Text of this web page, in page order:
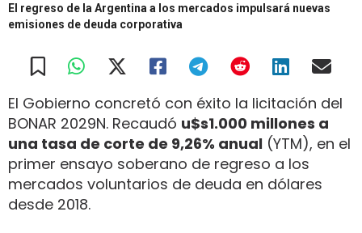
El regreso de la Argentina a los mercados impulsará nuevas
emisiones de deuda corporativa
El Gobierno concretó con éxito la licitación del
BONAR 2029N. Recaudó u$s1.000 millones a
una tasa de corte de 9,26% anual (YTM), en el
primer ensayo soberano de regreso a los
mercados voluntarios de deuda en dólares
desde 2018.